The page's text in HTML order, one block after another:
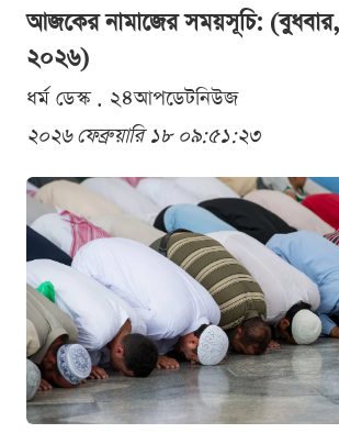
আজকের নামাজের সময়সূচি: (বুধবার,
২০২৬)
ধর্ম ডেস্ক . ২৪আপডেটনিউজ
২০২৬ ফেব্রুয়ারি ১৮ ০৯:৫১:২৩